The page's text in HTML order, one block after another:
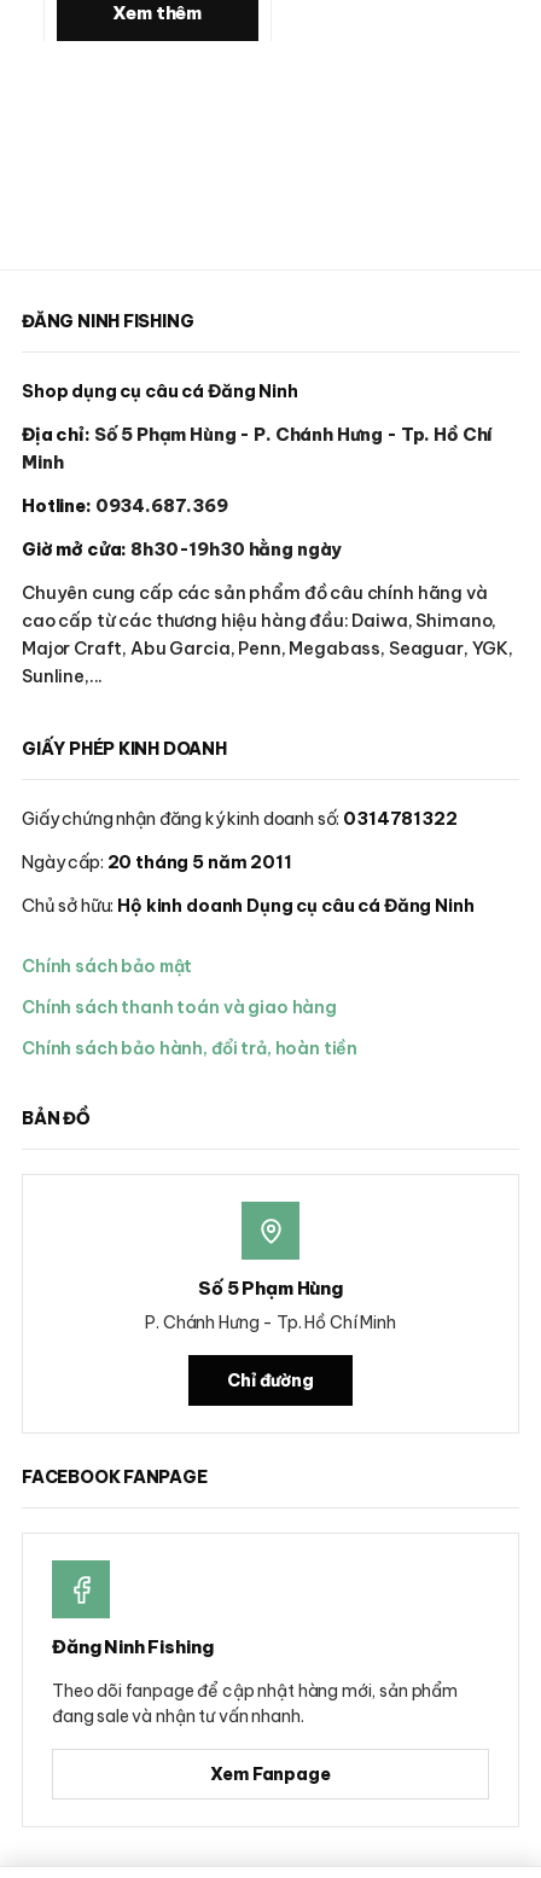
Xem thêm
ĐĂNG NINH FISHING
Shop dụng cụ câu cá Đăng Ninh
Địa chỉ: Số 5 Phạm Hùng - P. Chánh Hưng - Tp. Hồ Chí
Minh
Hotline: 0934.687.369
Giờ mở cửa: 8h30-19h30 hằng ngày
Chuyên cung cấp các sản phẩm đồ câu chính hãng và
cao cấp từ các thương hiệu hàng đầu: Daiwa, Shimano,
Major Craft, Abu Garcia, Penn, Megabass, Seaguar, YGK,
Sunline,...
GIẤY PHÉP KINH DOANH
Giấy chứng nhận đăng ký kinh doanh số: 0314781322
Ngày cấp: 20 tháng 5 năm 2011
Chủ sở hữu: Hộ kinh doanh Dụng cụ câu cá Đăng Ninh
Chính sách bảo mật
Chính sách thanh toán và giao hàng
Chính sách bảo hành, đổi trả, hoàn tiền
BẢN ĐỒ
Số 5 Phạm Hùng
P. Chánh Hưng - Tp. Hồ Chí Minh
Chỉ đường
FACEBOOK FANPAGE
Đăng Ninh Fishing
Theo dõi fanpage để cập nhật hàng mới, sản phẩm
đang sale và nhận tư vấn nhanh.
Xem Fanpage